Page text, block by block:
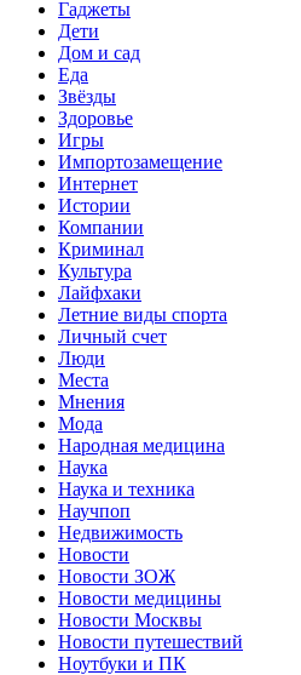
Гаджеты
Дети
Дом и сад
Еда
Звёзды
Здоровье
Игры
Импортозамещение
Интернет
Истории
Компании
Криминал
Культура
Лайфхаки
Летние виды спорта
Личный счет
Люди
Места
Мнения
Мода
Народная медицина
Наука
Наука и техника
Научпоп
Недвижимость
Новости
Новости ЗОЖ
Новости медицины
Новости Москвы
Новости путешествий
Ноутбуки и ПК